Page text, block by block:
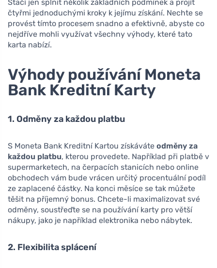
Stačí jen splnit několik základních podmínek a projít
čtyřmi jednoduchými kroky k jejímu získání. Nechte se
provést tímto procesem snadno a efektivně, abyste co
nejdříve mohli využívat všechny výhody, které tato
karta nabízí.
Výhody používání Moneta
Bank Kreditní Karty
1. Odměny za každou platbu
S Moneta Bank Kreditní Kartou získáváte odměny za
každou platbu, kterou provedete. Například při platbě v
supermarketech, na čerpacích stanicích nebo online
obchodech vám bude vrácen určitý procentuální podíl
ze zaplacené částky. Na konci měsíce se tak můžete
těšit na příjemný bonus. Chcete-li maximalizovat své
odměny, soustřeďte se na používání karty pro větší
nákupy, jako je například elektronika nebo nábytek.
2. Flexibilita splácení